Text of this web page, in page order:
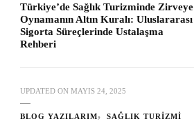
Türkiye’de Sağlık Turizminde Zirveye
Oynamanın Altın Kuralı: Uluslararası
Sigorta Süreçlerinde Ustalaşma
Rehberi
UPDATED ON MAYIS 24, 2025
BLOG YAZILARIM SAĞLIK TURIZMI